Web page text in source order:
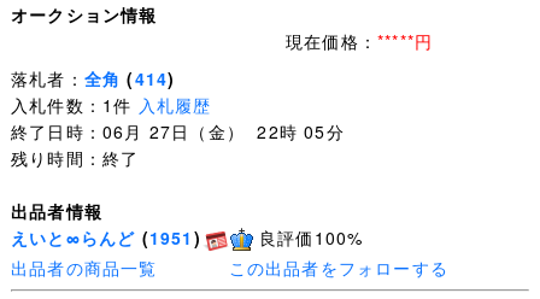
オークション情報
現在価格： *****円
落札者： 全角 (414)
入札件数：1件 入札履歴
終了日時：06月 27日（金） 22時 05分
残り時間：終了
出品者情報
えいと∞らんど (1951 )
良評価100%
出品者の商品一覧
この出品者をフォローする